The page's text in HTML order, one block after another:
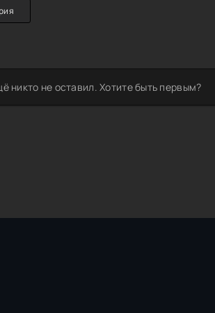
никто не оставил. Хотите быть первым?